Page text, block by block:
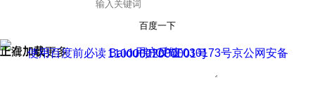
百度一下
正在加载
上滑加载更多 用户反馈
使用百度前必读 Baidu 京ICP证030173号
京公网安备11000002000001号